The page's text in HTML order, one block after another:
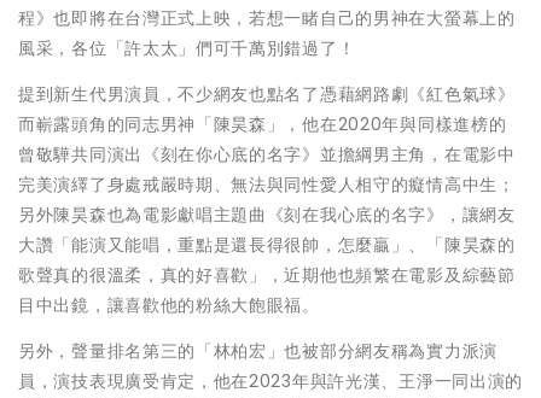
程》也即將在台灣正式上映，若想一睹自己的男神在大螢幕上的
風采，各位「許太太」們可千萬別錯過了！
提到新生代男演員，不少網友也點名了憑藉網路劇《紅色氣球》
而嶄露頭角的同志男神「陳昊森」，他在2020年與同樣進榜的
曾敬驊共同演出《刻在你心底的名字》並擔綱男主角，在電影中
完美演繹了身處戒嚴時期、無法與同性愛人相守的癡情高中生；
另外陳昊森也為電影獻唱主題曲《刻在我心底的名字》，讓網友
大讚「能演又能唱，重點是還長得很帥，怎麼贏」、「陳昊森的
歌聲真的很溫柔，真的好喜歡」，近期他也頻繁在電影及綜藝節
目中出鏡，讓喜歡他的粉絲大飽眼福。
另外，聲量排名第三的「林柏宏」也被部分網友稱為實力派演
員，演技表現廣受肯定，他在2023年與許光漢、王淨一同出演的